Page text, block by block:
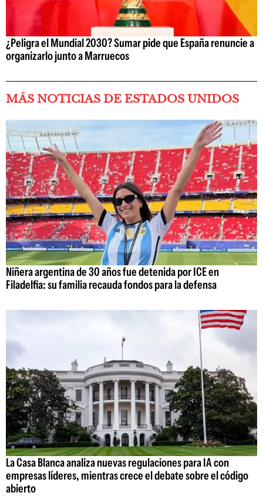
¿Peligra el Mundial 2030? Sumar pide que España renuncie a
organizarlo junto a Marruecos
MÁS NOTICIAS DE ESTADOS UNIDOS
Niñera argentina de 30 años fue detenida por ICE en
Filadelfia: su familia recauda fondos para la defensa
La Casa Blanca analiza nuevas regulaciones para IA con
empresas líderes, mientras crece el debate sobre el código
abierto